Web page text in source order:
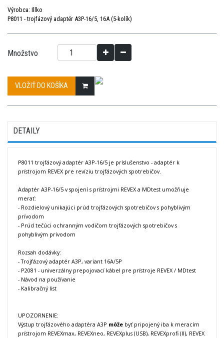
Výrobca: Illko
P8011 - trojfázový adaptér A3P-16/5, 16A (5-kolík)
Množstvo
VLOŽIŤ DO KOŠÍKA
DETAILY
P8011 trojfázový adaptér A3P-16/5 je príslušenstvo - adaptér k
prístrojom REVEX pre revíziu trojfázových spotrebičov.
Adaptér A3P-16/5 v spojení s prístrojmi REVEX a MDtest umožňuje
merať:
- Rozdielový unikajúci prúd trojfázových spotrebičov s pohyblivým
prívodom
- Prúd tečúci ochranným vodičom trojfázových spotrebičov s
pohyblivým prívodom
Rozsah dodávky:
- Trojfázový adaptér A3P, variant 16A/5P
- P2081 - univerzálny prepojovací kábel pre prístroje REVEX / MDtest
- Návod na používanie
- Kalibračný list
UPOZORNENIE:
Výstup trojfázového adaptéra A3P môže byť pripojený iba k meracím
prístrojom REVEXmax, REVEXneo, REVEXplus (USB), REVEXprofi (II), REVEX